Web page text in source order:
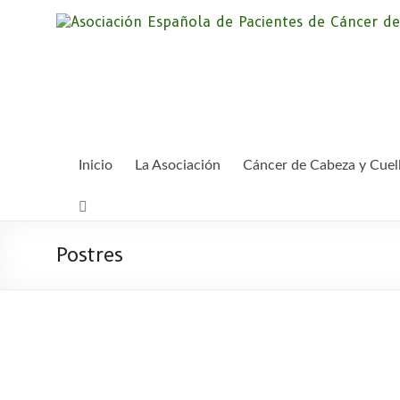
Inicio La Asociación Cáncer de Cabeza y
Postres